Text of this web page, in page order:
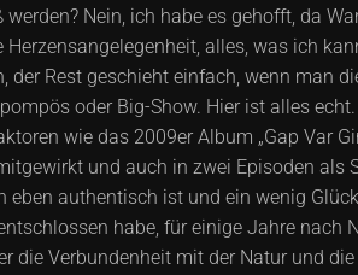
Nein, ich habe es gehofft, da
alles, was ich
Rest geschieht einfach, wenn man
oder Big-Show. Hier ist alles
wie das 2009er Album „Gap Var
und auch in zwei Episoden
authentisch ist und ein wenig
habe, für einige Jahre
Verbundenheit mit der Natur und